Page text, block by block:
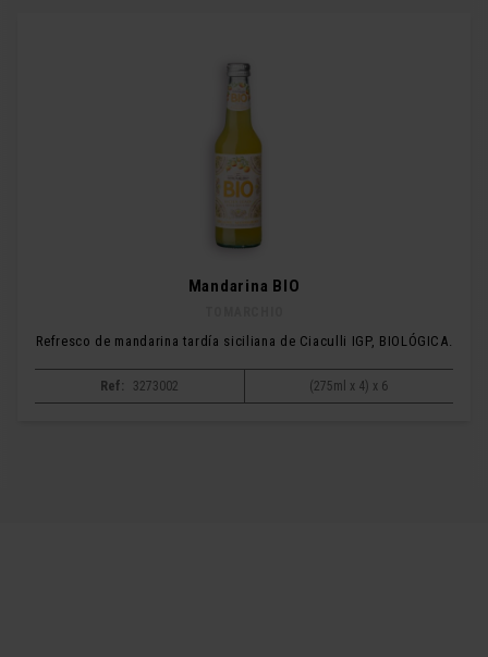
Mandarina BIO
Refresco de mandarina tardía siciliana de Ciaculli IGP, BIOLÓGICA.
Ref: 3273002 (275ml x 4) x 6